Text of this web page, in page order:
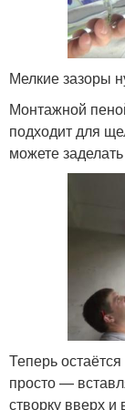
Мелкие зазоры
Монтажной
подходит для
можете
Теперь
просто —
створку вверх